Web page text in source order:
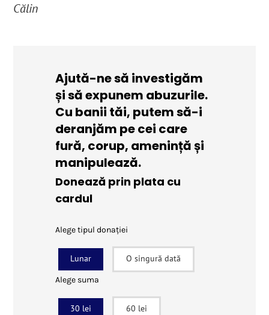
Călin
Ajută-ne să investigăm
și să expunem abuzurile.
Cu banii tăi, putem să-i
deranjăm pe cei care
fură, corup, amenință și
manipulează.
Donează prin plata cu
cardul
Alege tipul donației
Lunar O singură dată
Alege suma
30 lei 60 lei